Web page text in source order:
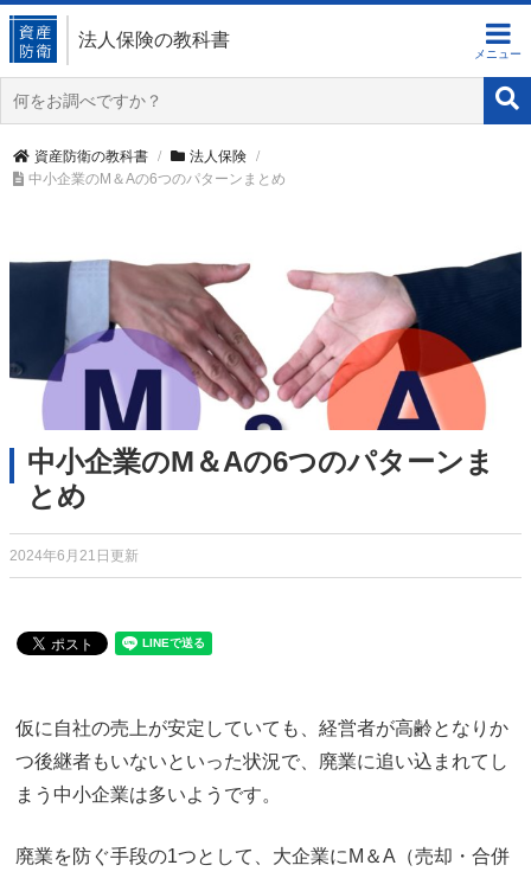
法人保険の教科書
資産防衛の教科書
法人保険
中小企業のM＆Aの6つのパターンまとめ
中小企業のM＆Aの6つのパターンま
とめ
2024年6月21日更新
仮に自社の売上が安定していても、経営者が高齢となりか
つ後継者もいないといった状況で、廃業に追い込まれてし
まう中小企業は多いようです。
廃業を防ぐ手段の1つとして、大企業にM＆A（売却・合併